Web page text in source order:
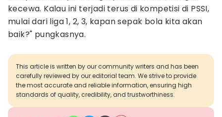
kecewa. Kalau ini terjadi terus di kompetisi di PSSI,
mulai dari liga 1, 2, 3, kapan sepak bola kita akan
baik?" pungkasnya.
This article is written by our community writers and has been
carefully reviewed by our editorial team. We strive to provide
the most accurate and reliable information, ensuring high
standards of quality, credibility, and trustworthiness.